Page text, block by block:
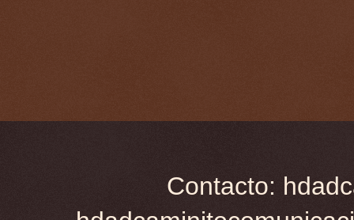
Contacto: